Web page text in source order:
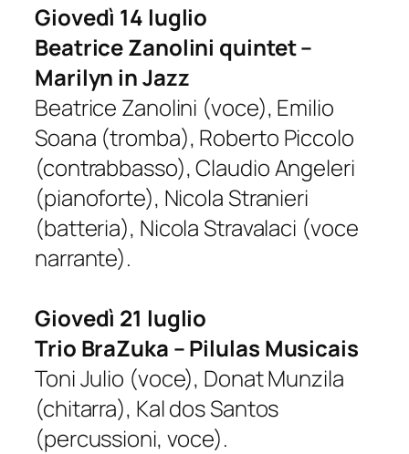
Giovedì 14 luglio
Beatrice Zanolini quintet –
Marilyn in Jazz
Beatrice Zanolini (voce), Emilio
Soana (tromba), Roberto Piccolo
(contrabbasso), Claudio Angeleri
(pianoforte), Nicola Stranieri
(batteria), Nicola Stravalaci (voce
narrante).
Giovedì 21 luglio
Trio BraZuka – Pilulas Musicais
Toni Julio (voce), Donat Munzila
(chitarra), Kal dos Santos
(percussioni, voce).